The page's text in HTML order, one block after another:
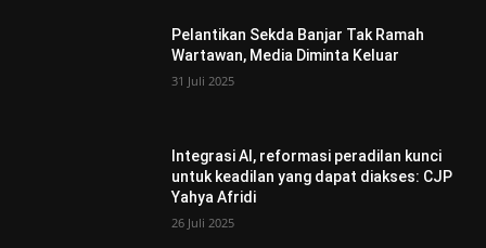
Pelantikan Sekda Banjar Tak Ramah
Wartawan, Media Diminta Keluar
31 Juli 2025
Integrasi AI, reformasi peradilan kunci
untuk keadilan yang dapat diakses: CJP
Yahya Afridi
26 Juli 2025